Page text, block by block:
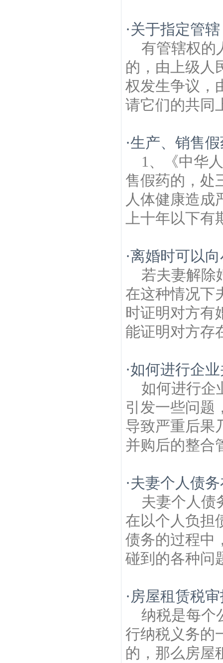
·关于指定管辖
有管辖权的
的，由上级
权发生争议，
请它们的共同
·生产、销售
1、《中华
售假药的，处
人体健康造成
上十年以下
·离婚时可以
若夫妻解除
在这种情况下
时证明对方有
能证明对方存
·如何进行企
如何进行企
引发一些问题
导致严重后果
并购后的整合
·夫妻个人债
夫妻个人债
在以个人负担
债务的过程中
碰到的各种问
· 房屋租赁税
纳税是每个
行纳税义务的
的，那么房屋